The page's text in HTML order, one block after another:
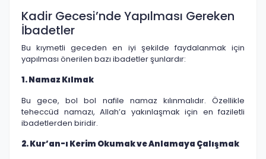
Kadir Gecesi’nde Yapılması Gereken
İbadetler
Bu kıymetli geceden en iyi şekilde faydalanmak için
yapılması önerilen bazı ibadetler şunlardır:
1. Namaz Kılmak
Bu gece, bol bol nafile namaz kılınmalıdır. Özellikle
teheccüd namazı, Allah’a yakınlaşmak için en faziletli
ibadetlerden biridir.
2. Kur’an-ı Kerim Okumak ve Anlamaya Çalışmak